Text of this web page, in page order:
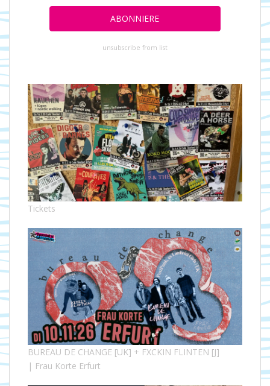
unsubscribe from list
Tickets
BUREAU DE CHANGE [UK] + FXCKIN FLINTEN [J]
| Frau Korte Erfurt